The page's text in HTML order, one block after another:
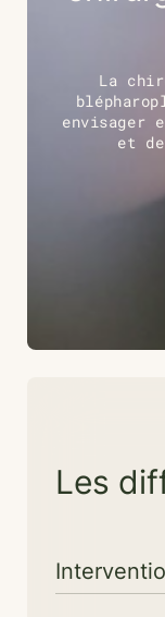
La
envisager
et
Les